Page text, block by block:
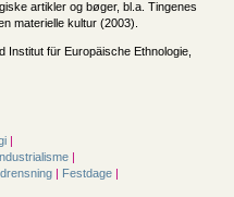
artikler og bøger, bl.a. Tingenes
materielle kultur (2003).
für Europäische Ethnologie,
|
|
| Festdage |